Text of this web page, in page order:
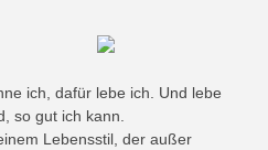
ich, dafür lebe ich. Und lebe
so gut ich kann.
Lebensstil, der außer